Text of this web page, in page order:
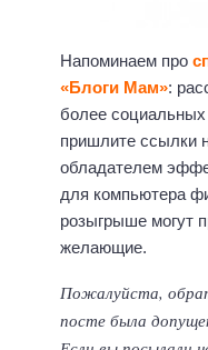
Напоминаем про
«Блоги Мам»:
более социальных
пришлите ссылки
обладателем
для компьютера
розыгрыше могут
желающие.
Пожалуйста,
посте была